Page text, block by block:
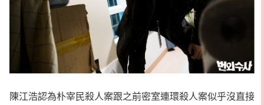
陳江浩認為朴宰民殺人案跟之前密室連環殺人案似乎沒直接